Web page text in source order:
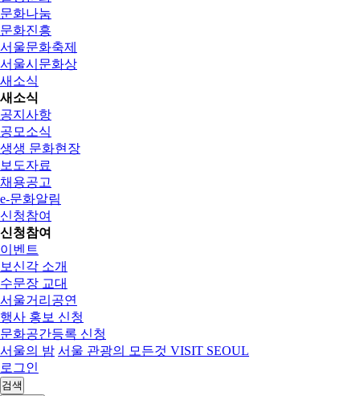
문화나눔
문화진흥
서울문화축제
서울시문화상
새소식
새소식
공지사항
공모소식
생생 문화현장
보도자료
채용공고
e-문화알림
신청참여
신청참여
이벤트
보신각 소개
수문장 교대
서울거리공연
행사 홍보 신청
문화공간등록 신청
서울의 밤 서울 관광의 모든것 VISIT SEOUL
로그인
검색